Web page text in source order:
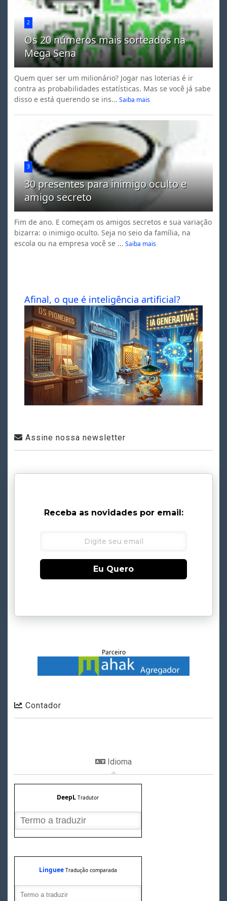
2
Os 20 números mais sorteados na
Mega Sena
Quem quer ser um milionário? Jogar nas loterias é ir
contra as probabilidades estatísticas. Mas se você já sabe
disso e está querendo se ins... Saiba mais
3
30 presentes para inimigo oculto e
amigo secreto
Fim de ano. E começam os amigos secretos e sua variação
bizarra: o inimigo oculto. Seja no seio da família, na
escola ou na empresa você se ... Saiba mais
Afinal, o que é inteligência artificial?
Assine nossa newsletter
Receba as novidades por email:
Eu Quero
Parceiro
Contador
Idioma
DeepL Tradutor
Linguee Tradução comparada